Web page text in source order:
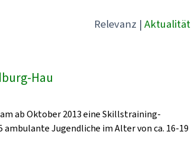
Relevanz | Aktualität
Hau
ab Oktober 2013 eine Skillstraining-
ambulante Jugendliche im Alter von ca. 16-19